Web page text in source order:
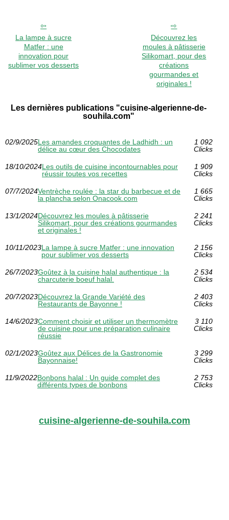
La lampe à sucre
Matfer : une
innovation pour
sublimer vos desserts
Découvrez les
moules à pâtisserie
Silikomart, pour des
créations
gourmandes et
originales !
Les dernières publications "cuisine-algerienne-de-
souhila.com"
02/9/2025Les amandes croquantes de Ladhidh : un
délice au cœur des Chocodates
1 092
Clicks
18/10/2024Les outils de cuisine incontournables pour
réussir toutes vos recettes
1 909
Clicks
07/7/2024Ventrèche roulée : la star du barbecue et de
la plancha selon Onacook.com
1 665
Clicks
13/1/2024Découvrez les moules à pâtisserie
Silikomart, pour des créations gourmandes
et originales !
2 241
Clicks
10/11/2023La lampe à sucre Matfer : une innovation
pour sublimer vos desserts
2 156
Clicks
26/7/2023Goûtez à la cuisine halal authentique : la
charcuterie boeuf halal.
2 534
Clicks
20/7/2023Découvrez la Grande Variété des
Restaurants de Bayonne !
2 403
Clicks
14/6/2023Comment choisir et utiliser un thermomètre
de cuisine pour une préparation culinaire
réussie
3 110
Clicks
02/1/2023Goûtez aux Délices de la Gastronomie
Bayonnaise!
3 299
Clicks
11/9/2022Bonbons halal : Un guide complet des
différents types de bonbons
2 753
Clicks
cuisine-algerienne-de-souhila.com